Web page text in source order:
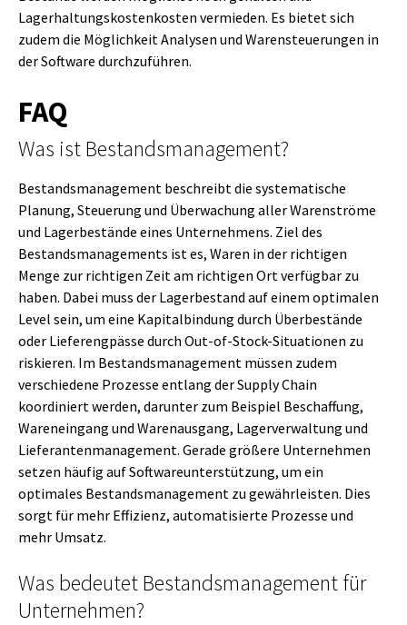
Lagerhaltungskostenkosten vermieden. Es bietet sich
zudem die Möglichkeit Analysen und Warensteuerungen in
der Software durchzuführen.
FAQ
Was ist Bestandsmanagement?
Bestandsmanagement beschreibt die systematische
Planung, Steuerung und Überwachung aller Warenströme
und Lagerbestände eines Unternehmens. Ziel des
Bestandsmanagements ist es, Waren in der richtigen
Menge zur richtigen Zeit am richtigen Ort verfügbar zu
haben. Dabei muss der Lagerbestand auf einem optimalen
Level sein, um eine Kapitalbindung durch Überbestände
oder Lieferengpässe durch Out-of-Stock-Situationen zu
riskieren. Im Bestandsmanagement müssen zudem
verschiedene Prozesse entlang der Supply Chain
koordiniert werden, darunter zum Beispiel Beschaffung,
Wareneingang und Warenausgang, Lagerverwaltung und
Lieferantenmanagement. Gerade größere Unternehmen
setzen häufig auf Softwareunterstützung, um ein
optimales Bestandsmanagement zu gewährleisten. Dies
sorgt für mehr Effizienz, automatisierte Prozesse und
mehr Umsatz.
Was bedeutet Bestandsmanagement für
Unternehmen?